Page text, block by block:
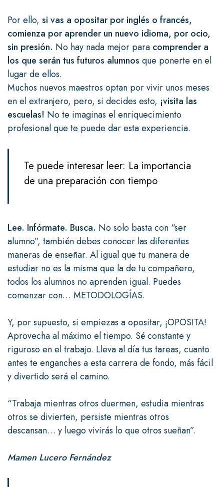
Por ello, si vas a opositar por inglés o francés,
comienza por aprender un nuevo idioma, por ocio,
sin presión. No hay nada mejor para comprender a
los que serán tus futuros alumnos que ponerte en el
lugar de ellos.
Muchos nuevos maestros optan por vivir unos meses
en el extranjero, pero, si decides esto, ¡visita las
escuelas! No te imaginas el enriquecimiento
profesional que te puede dar esta experiencia.
Te puede interesar leer: La importancia
de una preparación con tiempo
Lee. Infórmate. Busca. No solo basta con “ser
alumno”, también debes conocer las diferentes
maneras de enseñar. Al igual que tu manera de
estudiar no es la misma que la de tu compañero,
todos los alumnos no aprenden igual. Puedes
comenzar con… METODOLOGÍAS.
Y, por supuesto, si empiezas a opositar, ¡OPOSITA!
Aprovecha al máximo el tiempo. Sé constante y
riguroso en el trabajo. Lleva al día tus tareas, cuanto
antes te enganches a esta carrera de fondo, más fácil
y divertido será el camino.
“Trabaja mientras otros duermen, estudia mientras
otros se divierten, persiste mientras otros
descansan… y luego vivirás lo que otros sueñan”.
Mamen Lucero Fernández